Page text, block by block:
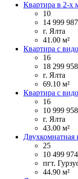
Квартира в 2-х
10
14 999 987
г. Ялта
41.00 м²
Квартира с
16
18 299 958
г. Ялта
69.10 м²
Квартира с
16
10 999 958
г. Ялта
43.00 м²
25
10 499 974
пгт.
44.90 м²